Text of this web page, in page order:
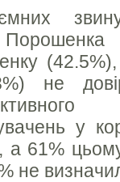
не
у
а 61%
не